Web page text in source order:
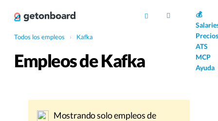
💰
Precios
ATS
MCP
Ayuda
Todos los empleos › Kafka
Empleos de Kafka
Mostrando solo empleos de